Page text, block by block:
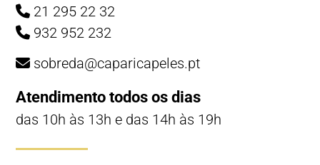
21 295 22 32
932 952 232
sobreda@caparicapeles.pt
Atendimento todos os dias
das 10h às 13h e das 14h às 19h